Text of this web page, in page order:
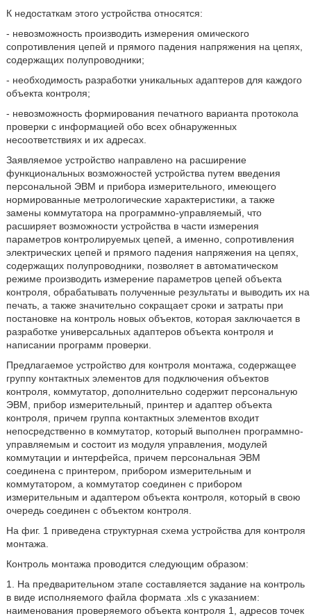
К недостаткам этого устройства относятся:
- невозможность производить измерения омического
сопротивления цепей и прямого падения напряжения на цепях,
содержащих полупроводники;
- необходимость разработки уникальных адаптеров для каждого
объекта контроля;
- невозможность формирования печатного варианта протокола
проверки с информацией обо всех обнаруженных
несоответствиях и их адресах.
Заявляемое устройство направлено на расширение
функциональных возможностей устройства путем введения
персональной ЭВМ и прибора измерительного, имеющего
нормированные метрологические характеристики, а также
замены коммутатора на программно-управляемый, что
расширяет возможности устройства в части измерения
параметров контролируемых цепей, а именно, сопротивления
электрических цепей и прямого падения напряжения на цепях,
содержащих полупроводники, позволяет в автоматическом
режиме производить измерение параметров цепей объекта
контроля, обрабатывать полученные результаты и выводить их на
печать, а также значительно сокращает сроки и затраты при
постановке на контроль новых объектов, которая заключается в
разработке универсальных адаптеров объекта контроля и
написании программ проверки.
Предлагаемое устройство для контроля монтажа, содержащее
группу контактных элементов для подключения объектов
контроля, коммутатор, дополнительно содержит персональную
ЭВМ, прибор измерительный, принтер и адаптер объекта
контроля, причем группа контактных элементов входит
непосредственно в коммутатор, который выполнен программно-
управляемым и состоит из модуля управления, модулей
коммутации и интерфейса, причем персональная ЭВМ
соединена с принтером, прибором измерительным и
коммутатором, а коммутатор соединен с прибором
измерительным и адаптером объекта контроля, который в свою
очередь соединен с объектом контроля.
На фиг. 1 приведена структурная схема устройства для контроля
монтажа.
Контроль монтажа проводится следующим образом:
1. На предварительном этапе составляется задание на контроль
в виде исполняемого файла формата .xls с указанием:
наименования проверяемого объекта контроля 1, адресов точек